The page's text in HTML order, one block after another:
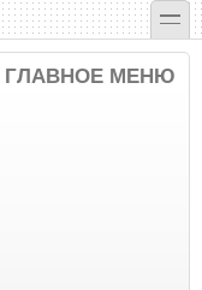
toggle
ГЛАВНОЕ МЕНЮ